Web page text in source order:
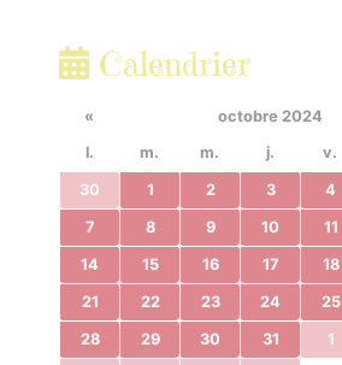
Calendrier
« octobre 2024
l.
m. m. j. v.
30 1 2 3 4
7 8 9 10 11
14 15 16 17 18
21 22 23 24 25
28 29 30 31 1